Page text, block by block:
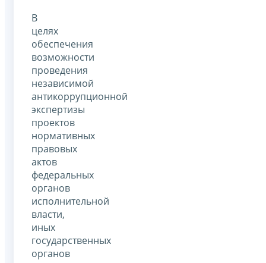
В
целях
обеспечения
возможности
проведения
независимой
антикоррупционной
экспертизы
проектов
нормативных
правовых
актов
федеральных
органов
исполнительной
власти,
иных
государственных
органов